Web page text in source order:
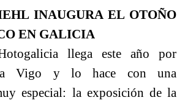
INAUGURA EL OTOÑO
EN GALICIA
llega este año por
a Vigo y lo hace con una
especial: la exposición de la